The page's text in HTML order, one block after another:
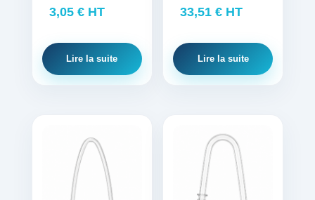
3,05 € HT
Lire la suite
33,51€ HT
Lire la suite
plusieurs